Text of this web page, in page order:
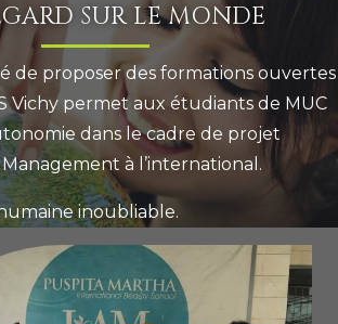
SUR LE MONDE
de proposer des formations ouvertes
Vichy permet aux étudiants de MUC
dans le cadre de projet
à l’international.
inoubliable.